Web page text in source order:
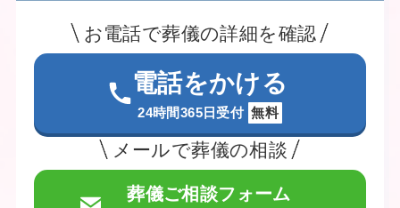
お電話で葬儀の詳細を確認
電話をかける
24時間365日受付 無料
メールで葬儀の相談
葬儀ご相談フォーム